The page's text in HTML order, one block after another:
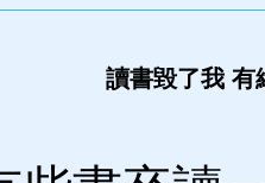
讀書毀了我 有